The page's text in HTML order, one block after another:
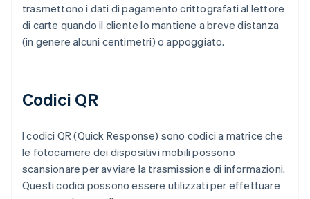
trasmettono i dati di pagamento crittografati al lettore
di carte quando il cliente lo mantiene a breve distanza
(in genere alcuni centimetri) o appoggiato.
Codici QR
I codici QR (Quick Response) sono codici a matrice che
le fotocamere dei dispositivi mobili possono
scansionare per avviare la trasmissione di informazioni.
Questi codici possono essere utilizzati per effettuare